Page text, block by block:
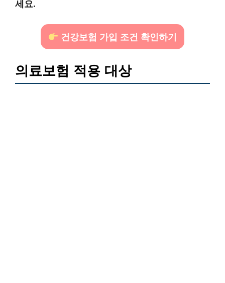
세요.
건강보험 가입 조건 확인하기
의료보험 적용 대상